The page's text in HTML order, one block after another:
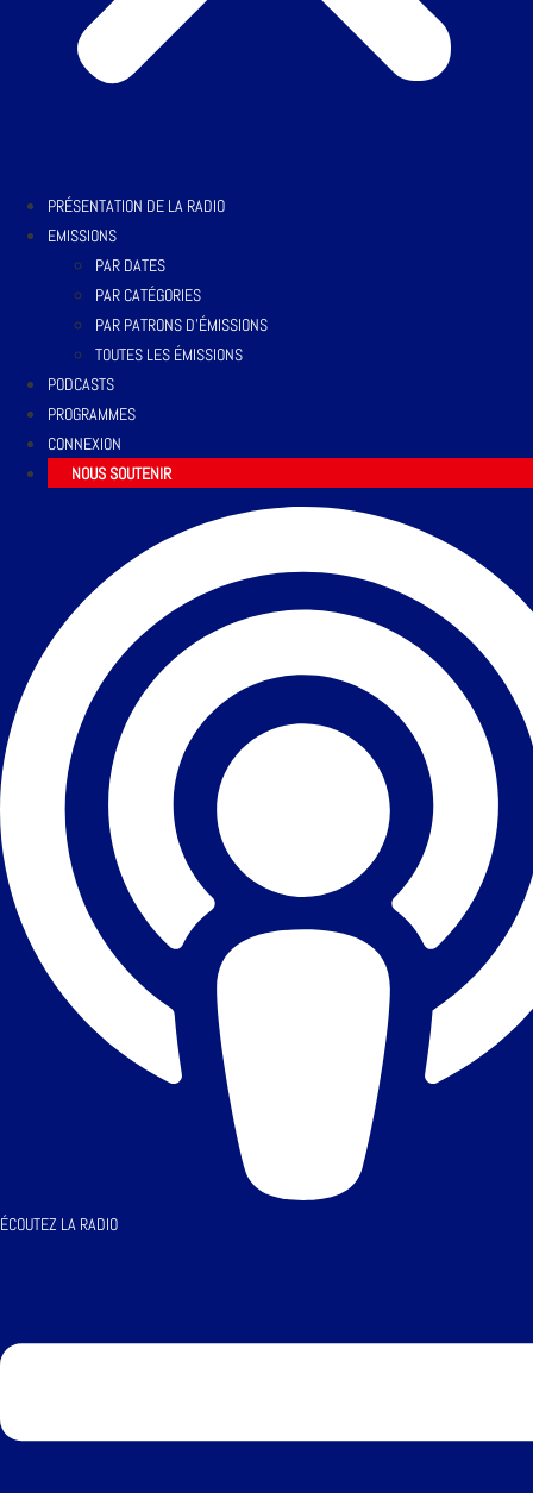
PRÉSENTATION DE LA RADIO
EMISSIONS
PAR DATES
PAR CATÉGORIES
PAR PATRONS D’ÉMISSIONS
TOUTES LES ÉMISSIONS
PODCASTS
PROGRAMMES
CONNEXION
NOUS SOUTENIR
ÉCOUTEZ LA RADIO